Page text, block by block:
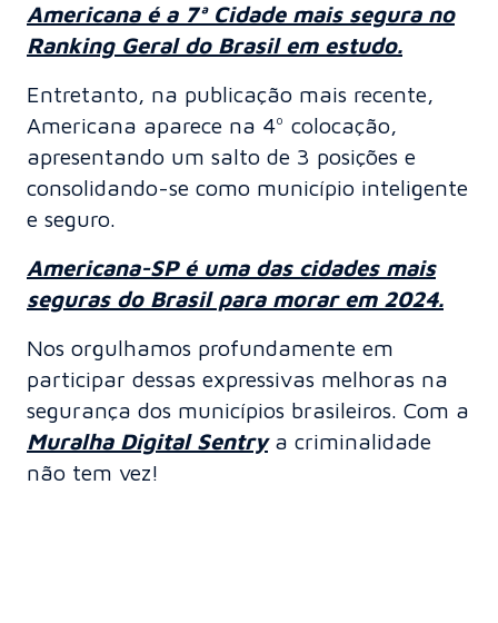
Americana é a 7ª Cidade mais segura no
Ranking Geral do Brasil em estudo.
Entretanto, na publicação mais recente,
Americana aparece na 4º colocação,
apresentando um salto de 3 posições e
consolidando-se como município inteligente
e seguro.
Americana-SP é uma das cidades mais
seguras do Brasil para morar em 2024.
Nos orgulhamos profundamente em
participar dessas expressivas melhoras na
segurança dos municípios brasileiros. Com a
Muralha Digital Sentrya criminalidade
não tem vez!